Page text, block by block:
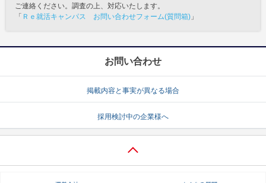
ご連絡ください。調査の上、対応いたします。
「 Ｒｅ就活キャンパス お問い合わせフォーム(質問箱) 」
お問い合わせ
掲載内容と事実が異なる場合
採用検討中の企業様へ